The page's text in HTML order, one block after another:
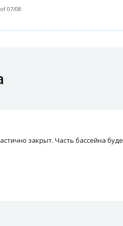
07/08:
закрыт. Часть бассейна